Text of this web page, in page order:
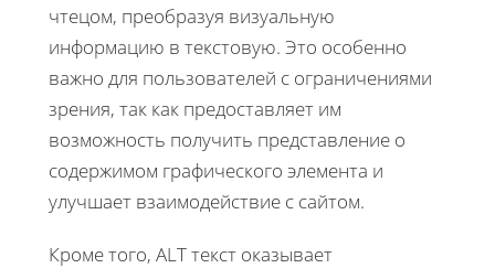
чтецом, преобразуя визуальную
информацию в текстовую. Это особенно
важно для пользователей с ограничениями
зрения, так как предоставляет им
возможность получить представление о
содержимом графического элемента и
улучшает взаимодействие с сайтом.
Кроме того, ALT текст оказывает